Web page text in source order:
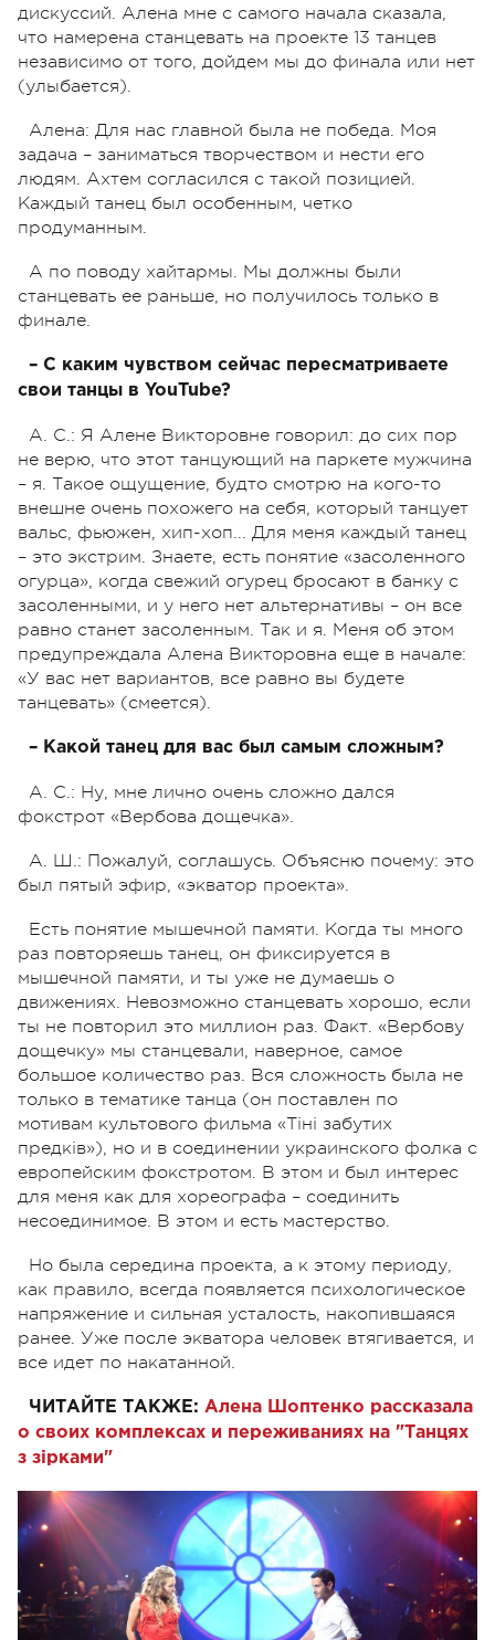
дискуссий. Алена мне с самого начала сказала,
что намерена станцевать на проекте 13 танцев
независимо от того, дойдем мы до финала или нет
(улыбается).
Алена: Для нас главной была не победа. Моя
задача – заниматься творчеством и нести его
людям. Ахтем согласился с такой позицией.
Каждый танец был особенным, четко
продуманным.
А по поводу хайтармы. Мы должны были
станцевать ее раньше, но получилось только в
финале.
– С каким чувством сейчас пересматриваете
свои танцы в YouTube?
А. С.: Я Алене Викторовне говорил: до сих пор
не верю, что этот танцующий на паркете мужчина
– я. Такое ощущение, будто смотрю на кого-то
внешне очень похожего на себя, который танцует
вальс, фьюжен, хип-хоп... Для меня каждый танец
– это экстрим. Знаете, есть понятие «засоленного
огурца», когда свежий огурец бросают в банку с
засоленными, и у него нет альтернативы – он все
равно станет засоленным. Так и я. Меня об этом
предупреждала Алена Викторовна еще в начале:
«У вас нет вариантов, все равно вы будете
танцевать» (смеется).
– Какой танец для вас был самым сложным?
А. С.: Ну, мне лично очень сложно дался
фокстрот «Вербова дощечка».
А. Ш.: Пожалуй, соглашусь. Объясню почему: это
был пятый эфир, «экватор проекта».
Есть понятие мышечной памяти. Когда ты много
раз повторяешь танец, он фиксируется в
мышечной памяти, и ты уже не думаешь о
движениях. Невозможно станцевать хорошо, если
ты не повторил это миллион раз. Факт. «Вербову
дощечку» мы станцевали, наверное, самое
большое количество раз. Вся сложность была не
только в тематике танца (он поставлен по
мотивам культового фильма «Тіні забутих
предків»), но и в соединении украинского фолка с
европейским фокстротом. В этом и был интерес
для меня как для хореографа – соединить
несоединимое. В этом и есть мастерство.
Но была середина проекта, а к этому периоду,
как правило, всегда появляется психологическое
напряжение и сильная усталость, накопившаяся
ранее. Уже после экватора человек втягивается, и
все идет по накатанной.
ЧИТАЙТЕ ТАКЖЕ: Алена Шоптенко рассказала
о своих комплексах и переживаниях на "Танцях
з зірками"